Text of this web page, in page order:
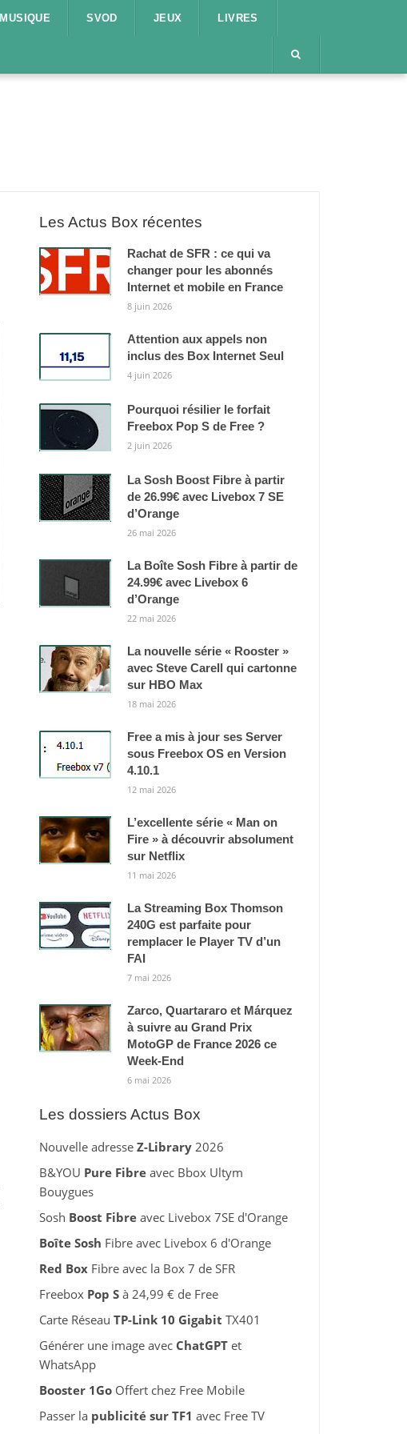
MUSIQUE SVOD JEUX LIVRES
Les Actus Box récentes
Rachat de SFR : ce qui va
changer pour les abonnés
Internet et mobile en France
8 juin 2026
Attention aux appels non
inclus des Box Internet Seul
4 juin 2026
Pourquoi résilier le forfait
Freebox Pop S de Free ?
2 juin 2026
La Sosh Boost Fibre à partir
de 26.99€ avec Livebox 7 SE
d’Orange
26 mai 2026
La Boîte Sosh Fibre à partir de
24.99€ avec Livebox 6
d’Orange
22 mai 2026
La nouvelle série « Rooster »
avec Steve Carell qui cartonne
sur HBO Max
18 mai 2026
Free a mis à jour ses Server
sous Freebox OS en Version
4.10.1
12 mai 2026
L’excellente série « Man on
Fire » à découvrir absolument
sur Netflix
11 mai 2026
La Streaming Box Thomson
240G est parfaite pour
remplacer le Player TV d’un
FAI
7 mai 2026
Zarco, Quartararo et Márquez
à suivre au Grand Prix
MotoGP de France 2026 ce
Week-End
6 mai 2026
Les dossiers Actus Box
Nouvelle adresse Z-Library2026
B&YOU Pure Fibreavec Bbox Ultym
Bouygues
Sosh Boost Fibreavec Livebox 7SE d'Orange
Boîte Sosh Fibre avec Livebox 6 d'Orange
Red BoxFibre avec la Box 7 de SFR
Freebox Pop Sà 24,99 € de Free
Carte Réseau TP-Link 10 Gigabit TX401
Générer une image avec ChatGPTet
WhatsApp
Booster 1GoOffert chez Free Mobile
Passer la publicité sur TF1 avec Free TV